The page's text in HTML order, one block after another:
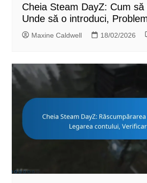
Cheia Steam DayZ: Cum să
Unde să o introduci,
Maxine Caldwell 18/02/2026